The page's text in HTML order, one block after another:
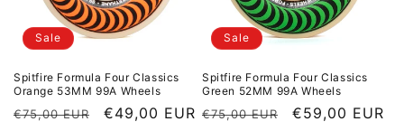
Sale
Spitfire Formula Four Classics
Orange 53MM 99A Wheels
Normaler Preis
€75,00 EUR Sale Preis
€49,00 EUR
Sale
Spitfire Formula Four Classics
Green 52MM 99A Wheels
Normaler Preis
€75,00 EUR Sale Preis
€59,00 EUR